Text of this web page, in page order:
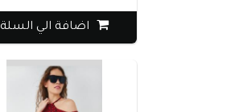
اضافة الي السلة